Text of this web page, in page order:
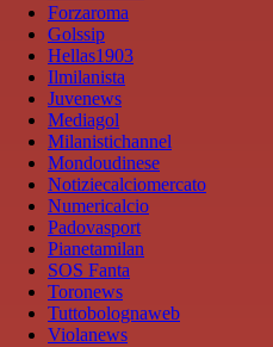
Forzaroma
Golssip
Hellas1903
Ilmilanista
Juvenews
Mediagol
Milanistichannel
Mondoudinese
Notiziecalciomercato
Numericalcio
Padovasport
Pianetamilan
SOS Fanta
Toronews
Tuttobolognaweb
Violanews